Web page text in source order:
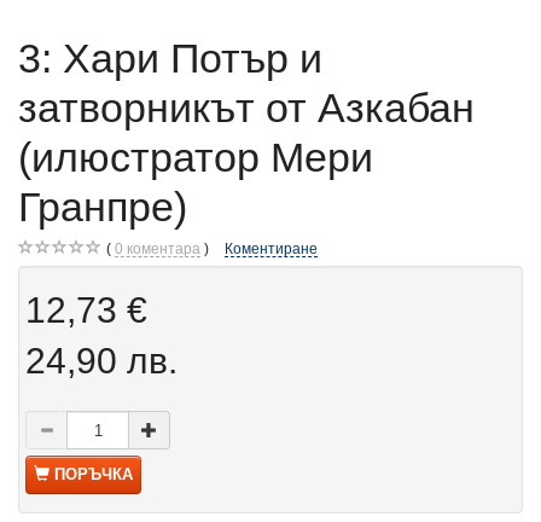
3: Хари Потър и
затворникът от Азкабан
(илюстратор Мери
Гранпре)
0 коментара Коментиране
12,73 €
24,90 лв.
ПОРЪЧКА